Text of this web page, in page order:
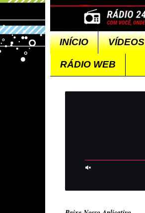
INÍCIO VÍDEOS
RÁDIO WEB